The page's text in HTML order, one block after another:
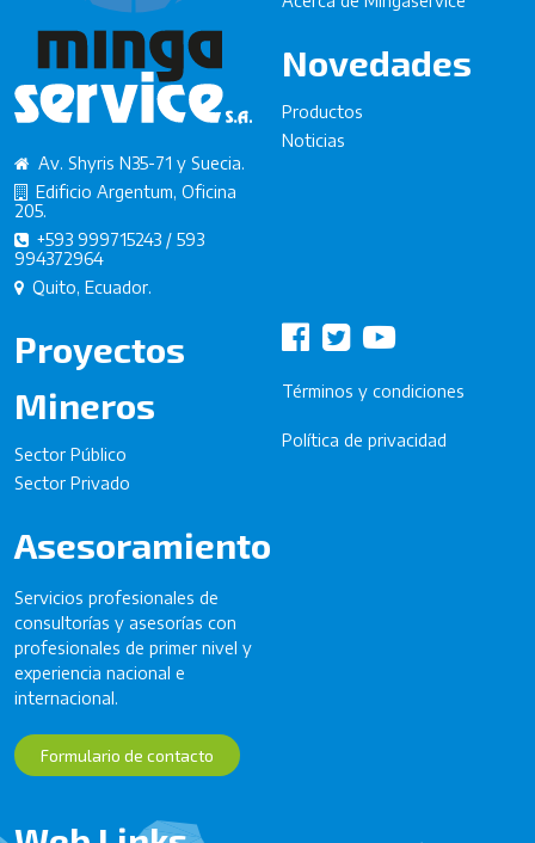
Av. Shyris N35-71 y Suecia.
Edificio Argentum, Oficina
205.
+593 999715243 / 593
994372964
Quito, Ecuador.
Novedades
Productos
Noticias
Proyectos
Mineros
Sector Público
Sector Privado
Asesoramiento
Servicios profesionales de
consultorías y asesorías con
profesionales de primer nivel y
experiencia nacional e
internacional.
Formulario de contacto
Términos y condiciones
Política de privacidad